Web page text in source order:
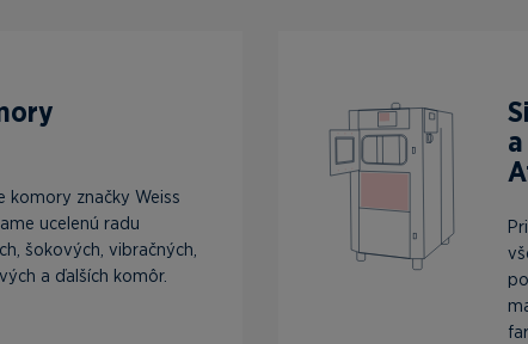
komory značky Weiss
ucelenú radu
šokových, vibračných,
a ďalších komôr.